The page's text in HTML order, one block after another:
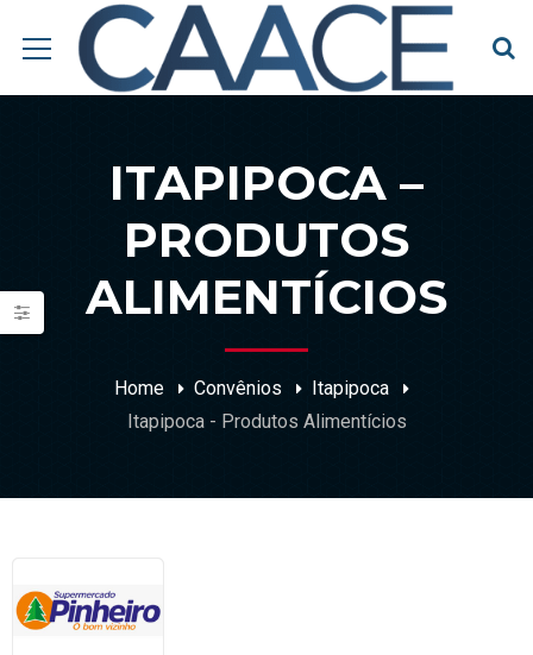
ITAPIPOCA –
PRODUTOS
ALIMENTÍCIOS
Home Convênios
Itapipoca
Itapipoca - Produtos Alimentícios